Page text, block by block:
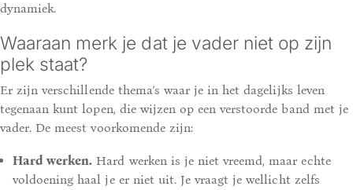
dynamiek.
Waaraan merk je dat je vader niet op zijn
plek staat?
Er zijn verschillende thema’s waar je in het dagelijks leven
tegenaan kunt lopen, die wijzen op een verstoorde band met je
vader. De meest voorkomende zijn:
Hard werken. Hard werken is je niet vreemd, maar echte
voldoening haal je er niet uit. Je vraagt je wellicht zelfs